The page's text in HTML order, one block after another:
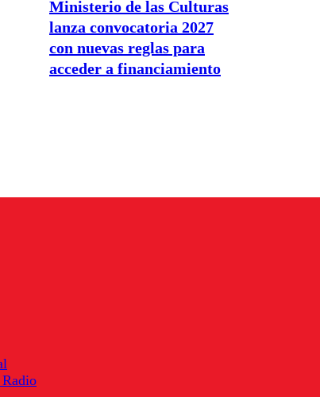
Ministerio de las Culturas
lanza convocatoria 2027
con nuevas reglas para
acceder a financiamiento